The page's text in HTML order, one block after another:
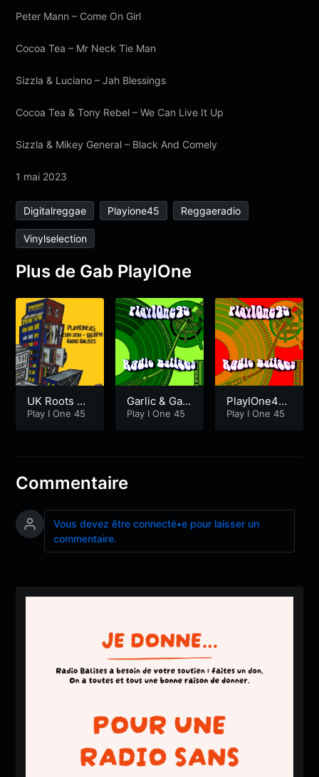
Peter Mann – Come On Girl
Cocoa Tea – Mr Neck Tie Man
Sizzla & Luciano – Jah Blessings
Cocoa Tea & Tony Rebel – We Can Live It Up
Sizzla & Mikey General – Black And Comely
1 mai 2023
Digitalreggae Playione45 Reggaeradio
Vinylselection
Plus de Gab PlayIOne
UK Roots &
JA Early Digi
Play I One 45
Garlic & Garl
ic at Top Co
Play I One 45
PlayIOne45
session 192
Play I One 45
Commentaire
Vous devez être connecté•e pour laisser un
commentaire.